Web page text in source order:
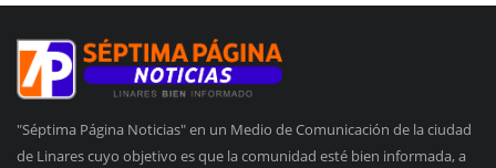
"Séptima Página Noticias" en un Medio de Comunicación de la ciudad
de Linares cuyo objetivo es que la comunidad esté bien informada, a